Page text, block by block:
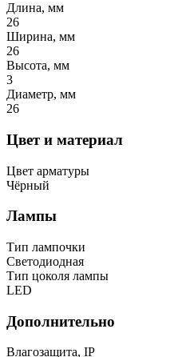
Длина, мм
26
Ширина, мм
26
Высота, мм
3
Диаметр, мм
26
Цвет и материал
Цвет арматуры
Чёрный
Лампы
Тип лампочки
Светодиодная
Тип цоколя лампы
LED
Дополнительно
Влагозащита, IP